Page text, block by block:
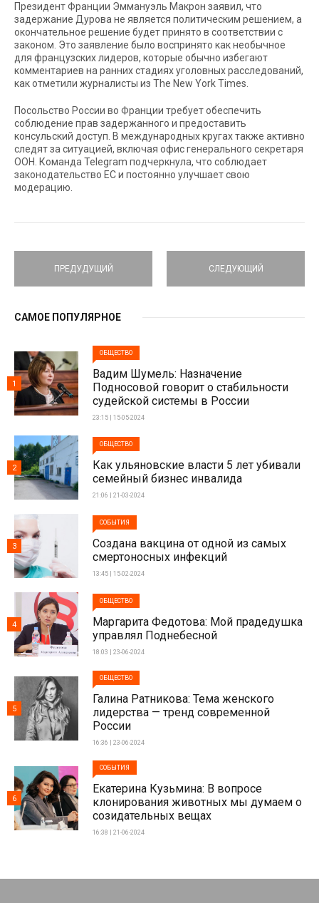
Президент Франции Эммануэль Макрон заявил, что
задержание Дурова не является политическим решением, а
окончательное решение будет принято в соответствии с
законом. Это заявление было воспринято как необычное
для французских лидеров, которые обычно избегают
комментариев на ранних стадиях уголовных расследований,
как отметили журналисты из The New York Times.
Посольство России во Франции требует обеспечить
соблюдение прав задержанного и предоставить
консульский доступ. В международных кругах также активно
следят за ситуацией, включая офис генерального секретаря
ООН. Команда Telegram подчеркнула, что соблюдает
законодательство ЕС и постоянно улучшает свою
модерацию.
ПРЕДУДУЩИЙ СЛЕДУЮЩИЙ
САМОЕ ПОПУЛЯРНОЕ
ОБЩЕСТВО
Вадим Шумель: Назначение
Подносовой говорит о стабильности
судейской системы в России
23:15 | 15-05-2024
1
ОБЩЕСТВО
Как ульяновские власти 5 лет убивали
семейный бизнес инвалида
21:06 | 21-03-2024
2
СОБЫТИЯ
Создана вакцина от одной из самых
смертоносных инфекций
13:45 | 15-02-2024
3
ОБЩЕСТВО
Маргарита Федотова: Мой прадедушка
управлял Поднебесной
18:03 | 23-06-2024
4
ОБЩЕСТВО
Галина Ратникова: Тема женского
лидерства — тренд современной
России
16:36 | 23-06-2024
5
СОБЫТИЯ
Екатерина Кузьмина: В вопросе
клонирования животных мы думаем о
созидательных вещах
16:38 | 21-06-2024
6